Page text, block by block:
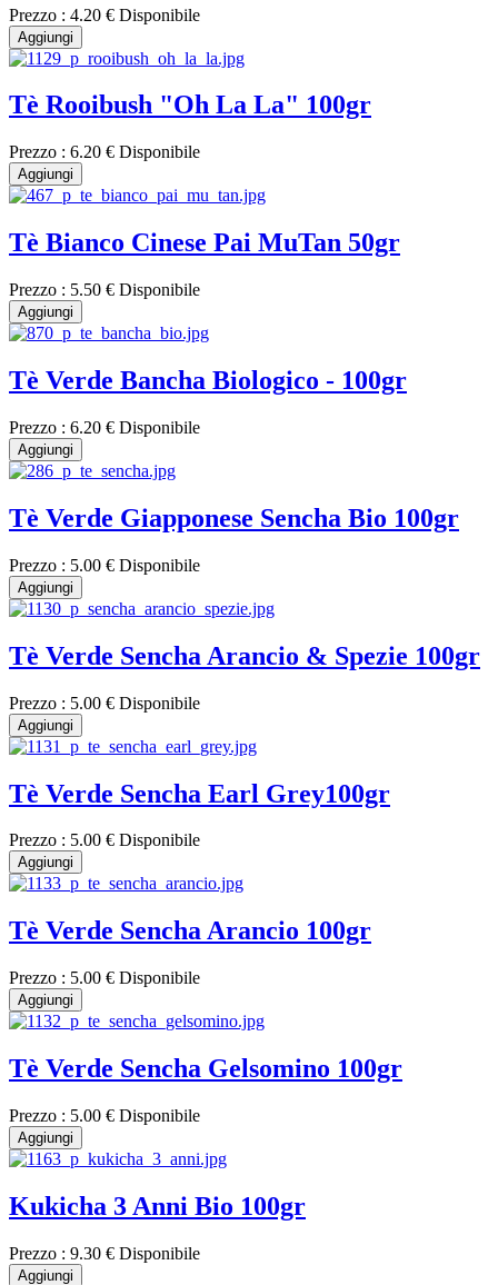
Prezzo : 4.20 € Disponibile
Aggiungi
Tè Rooibush "Oh La La" 100gr
Prezzo : 6.20 € Disponibile
Aggiungi
Tè Bianco Cinese Pai MuTan 50gr
Prezzo : 5.50 € Disponibile
Aggiungi
Tè Verde Bancha Biologico - 100gr
Prezzo : 6.20 € Disponibile
Aggiungi
Tè Verde Giapponese Sencha Bio 100gr
Prezzo : 5.00 € Disponibile
Aggiungi
Tè Verde Sencha Arancio & Spezie 100gr
Prezzo : 5.00 € Disponibile
Aggiungi
Tè Verde Sencha Earl Grey100gr
Prezzo : 5.00 € Disponibile
Aggiungi
Tè Verde Sencha Arancio 100gr
Prezzo : 5.00 € Disponibile
Aggiungi
Tè Verde Sencha Gelsomino 100gr
Prezzo : 5.00 € Disponibile
Aggiungi
Kukicha 3 Anni Bio 100gr
Prezzo : 9.30 € Disponibile
Aggiungi